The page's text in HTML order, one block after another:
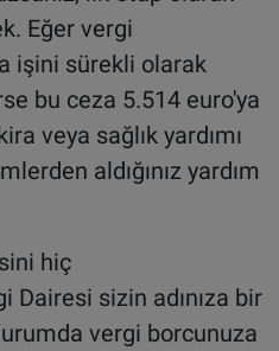
Eğer vergi
işini sürekli olarak
bu ceza 5.514 euro'ya
veya sağlık yardımı
aldığınız yardım
hiç
Dairesi sizin adınıza bir
vergi borcunuza